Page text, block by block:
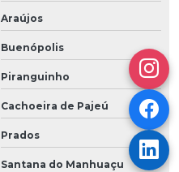
Araújos
Buenópolis
Piranguinho
Cachoeira de Pajeú
Prados
Santana do Manhuaçu